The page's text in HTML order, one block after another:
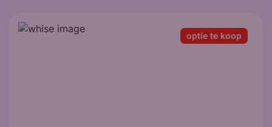
optie te koop